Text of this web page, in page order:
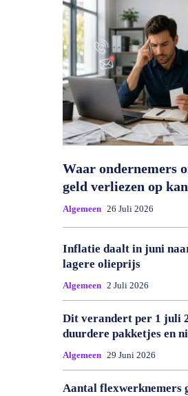
Waar ondernemers
geld verliezen op
Algemeen 26 Juli 2026
Inflatie daalt in juni
lagere olieprijs
Algemeen 2 Juli 2026
Dit verandert per 1 juli
duurdere pakketjes en
Algemeen 29 Juni 2026
Aantal flexwerknemers